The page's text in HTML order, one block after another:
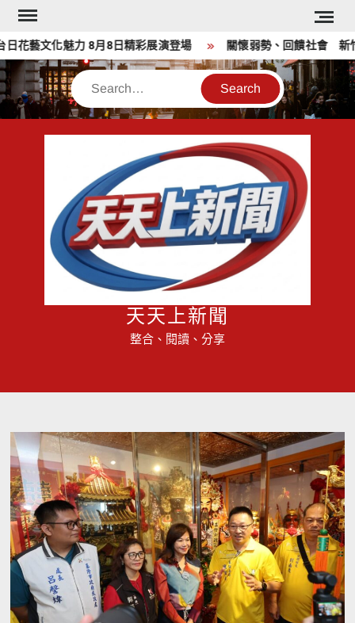
Skip
content
文化魅力 8月8日精彩展演登場 關懷弱勢、回饋社會 新竹郵
Search
天天上新聞
整合、閱讀、分享